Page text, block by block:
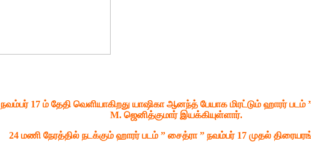
நவம்பர் 17 ம் தேதி வெளியாகிறது யாஷிகா ஆனந்த் பேயாக மிரட்டும் ஹாரர் படம்
M. ஜெனித்குமார் இயக்கியுள்ளார்.
24 மணி நேரத்தில் நடக்கும் ஹாரர் படம் ” சைத்ரா ” நவம்பர் 17 முதல்